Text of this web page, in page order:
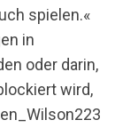
spielen.«
in
oder darin,
wird,